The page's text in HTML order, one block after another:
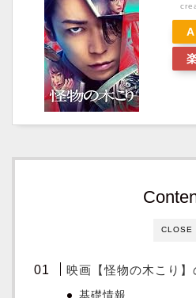
CLOSE
映画【怪物の木こり】
基礎情報